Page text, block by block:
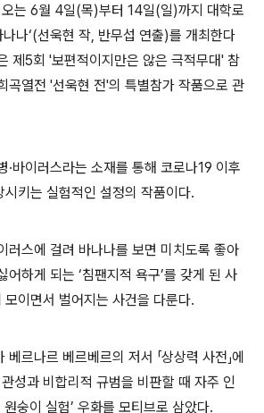
는 6월 4일(목)부터 14일(일)까지 대학로
나‘(선욱현 작, 반무섭 연출)를 개최한다
제 5회 '보편적이지만은 않은 극적무대' 참
곡열전 '선욱현 전'의 특별참가 작품으로 관
·바이러스라는 소재를 통해 코로나19 이후
키는 실험적인 설정의 작품이다.
러스에 걸려 바나나를 보면 미치도록 좋아
어하게 되는 ‘침팬지적 욕구’를 갖게 된 사
모이면서 벌어지는 사건을 다룬다.
베르나르 베르베르의 저서 「상상력 사전」에
성과 비합리적 규범을 비판할 때 자주 인
원숭이 실험’ 우화를 모티브로 삼았다.